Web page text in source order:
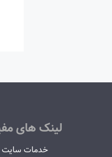
لینک های
خدمات سایت